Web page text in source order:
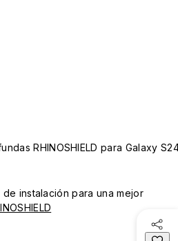
RHINOSHIELD para Galaxy
instalación para una mejor